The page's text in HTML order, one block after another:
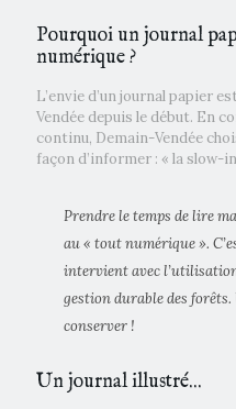
Pourquoi un journal
numérique ?
L’envie d’un journal papier
Vendée depuis le début. En
continu, Demain-Vendée
façon d’informer : « la slow-
Prendre le temps de lire
au « tout numérique ».
intervient avec
gestion durable des
conserver !
Un journal illustré...